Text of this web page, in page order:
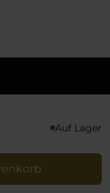
Auf Lager